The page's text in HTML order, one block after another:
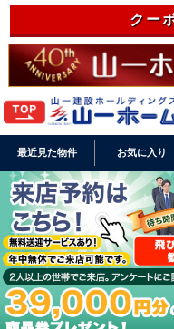
クー
最近見た物件 お気に入り